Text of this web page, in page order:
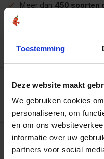
Toestemming
Deze website maakt
We gebruiken cookies
personaliseren, om
en om ons
informatie over uw
partners voor social
Meer dan 450 soorten
Beschrijving
Reviews
Allergenen/
Op werkdagen voor
verzonden.
Strooibus 500